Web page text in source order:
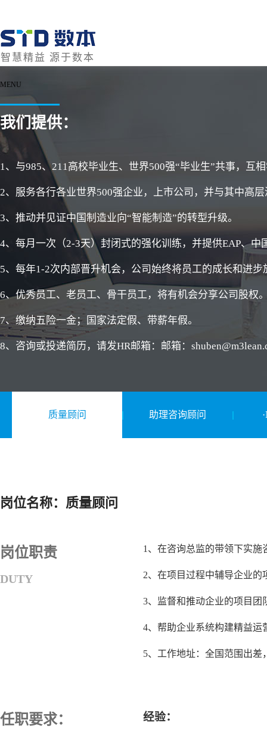
智慧精益 源于数本
MENU
我们提供：
1、与985、211高校毕业生、世界500强“毕业生”共事，互
2、服务各行各业世界500强企业，上市公司，并与其中高
3、推动并见证中国制造业向“智能制造”的转型升级。
4、每月一次（2-3天）封闭式的强化训练，并提供EAP、中
5、每年1-2次内部晋升机会，公司始终将员工的成长和进
6、优秀员工、老员工、骨干员工，将有机会分享公司股权
7、缴纳五险一金；国家法定假、带薪年假。
8、咨询或投递简历，请发HR邮箱：邮箱：
质量顾问 助理咨询顾问
岗位名称：质量顾问
岗位职责
DUTY
1、在咨询总监的带领下实施
2、在项目过程中辅导企业
3、监督和推动企业的项目团
4、帮助企业系统构建精益运
5、工作地址：全国范围出差
任职要求： 经验：